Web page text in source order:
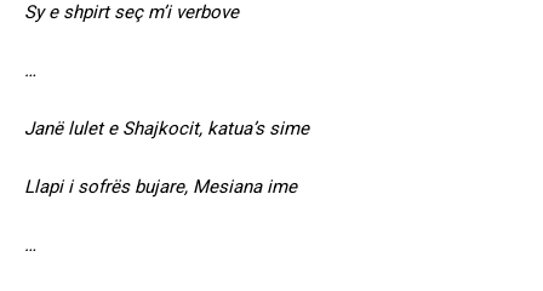
Sy e shpirt seç m’i verbove
…
Janë lulet e Shajkocit, katua’s sime
Llapi i sofrës bujare, Mesiana ime
…